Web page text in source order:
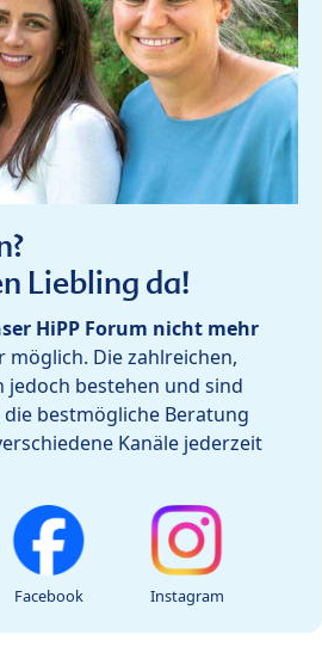
Liebling da!
HiPP Forum nicht mehr
Die zahlreichen,
bestehen und sind
bestmögliche Beratung
Kanäle jederzeit
Facebook Instagram